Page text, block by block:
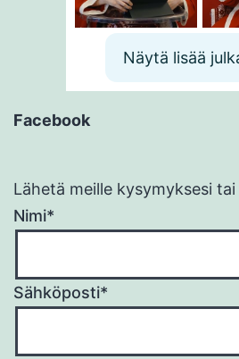
Näytä lisää
Facebook
Lähetä meille kysymyksesi
Nimi*
Sähköposti*